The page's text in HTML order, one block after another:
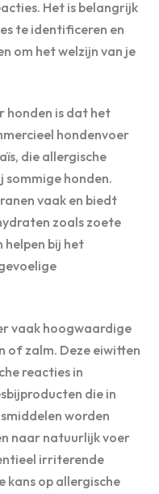
Het is belangrijk
te identificeren en
om het welzijn van je
honden is dat het
hondenvoer
die allergische
sommige honden.
vaak en biedt
zoals zoete
bij het
vaak hoogwaardige
of zalm. Deze eiwitten
reacties in
die in
worden
naar natuurlijk voer
irriterende
kans op allergische